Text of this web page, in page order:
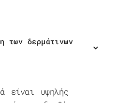
των δερμάτινων
είναι υψηλής